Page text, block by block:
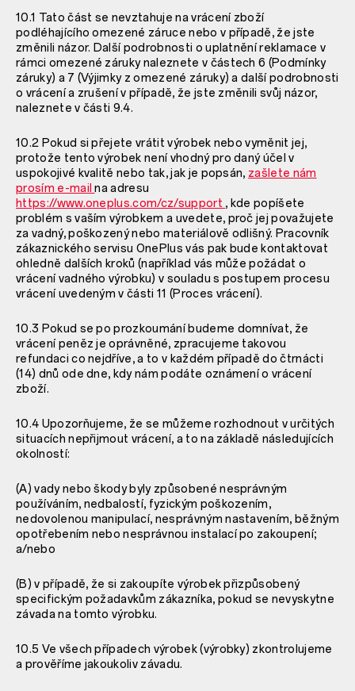
10.1 Tato část se nevztahuje na vrácení zboží
podléhajícího omezené záruce nebo v případě, že jste
změnili názor. Další podrobnosti o uplatnění reklamace v
rámci omezené záruky naleznete v částech6 (Podmínky
záruky) a 7 (Výjimky z omezené záruky) a další podrobnosti
o vrácení a zrušení v případě, že jste změnili svůj názor,
naleznete v části 9.4.
10.2 Pokud si přejete vrátit výrobek nebo vyměnit jej,
protože tento výrobek není vhodný pro daný účel v
uspokojivé kvalitě nebo tak, jak je popsán, zašlete nám
prosím e-mailna adresu
https://www.oneplus.com/cz/support , kde popíšete
problém s vaším výrobkem a uvedete, proč jej považujete
za vadný, poškozený nebo materiálově odlišný. Pracovník
zákaznického servisu OnePlus vás pak bude kontaktovat
ohledně dalších kroků (například vás může požádat o
vrácení vadného výrobku) v souladu s postupem procesu
vrácení uvedeným v části11 (Proces vrácení).
10.3 Pokud se po prozkoumání budeme domnívat, že
vrácení peněz je oprávněné, zpracujeme takovou
refundaci co nejdříve, a to v každém případě do čtrnácti
(14) dnů ode dne, kdy nám podáte oznámení o vrácení
zboží.
10.4 Upozorňujeme, že se můžeme rozhodnout v určitých
situacích nepřijmout vrácení, a to na základě následujících
okolností:
(A) vady nebo škody byly způsobené nesprávným
používáním, nedbalostí, fyzickým poškozením,
nedovolenou manipulací, nesprávným nastavením, běžným
opotřebením nebo nesprávnou instalací po zakoupení;
a/nebo
(B) v případě, že si zakoupíte výrobek přizpůsobený
specifickým požadavkům zákazníka, pokud se nevyskytne
závada na tomto výrobku.
10.5 Ve všech případech výrobek (výrobky) zkontrolujeme
a prověříme jakoukoliv závadu.